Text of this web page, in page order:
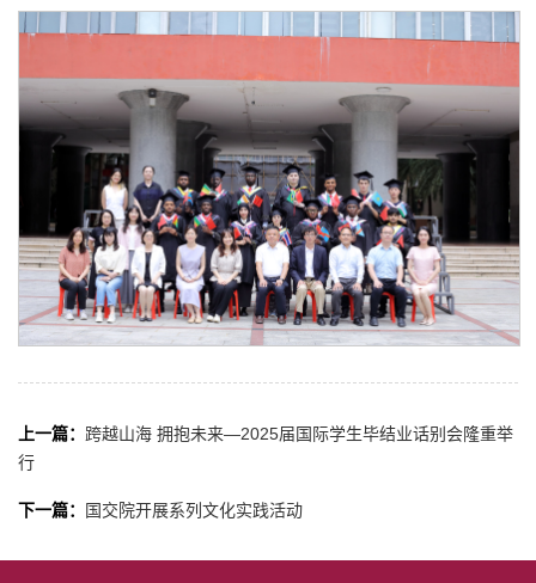
上一篇： 跨越山海 拥抱未来—2025届国际学生毕结业话别会隆重举
行
下一篇： 国交院开展系列文化实践活动